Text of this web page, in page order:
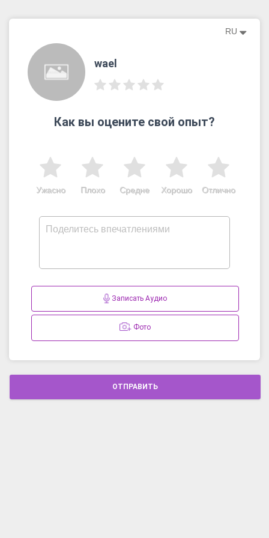
RU
wael
Как вы оцените свой опыт?
Отлично
Хорошо
Средне
Плохо
Ужасно
Записать Аудио
Фото
ОТПРАВИТЬ